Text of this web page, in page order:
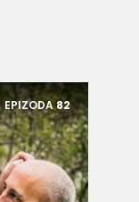
EPIZODA82